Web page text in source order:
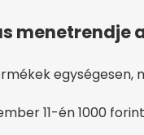
menetrendje
egységesen,
11-én 1000